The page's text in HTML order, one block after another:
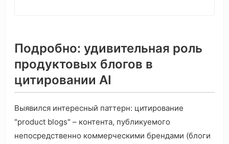
Подробно: удивительная роль
продуктовых блогов в
цитировании AI
Выявился интересный паттерн: цитирование
"product blogs" – контента, публикуемого
непосредственно коммерческими брендами (блоги